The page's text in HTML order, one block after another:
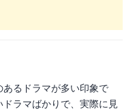
るドラマが多い印象で
ラマばかりで、実際に見